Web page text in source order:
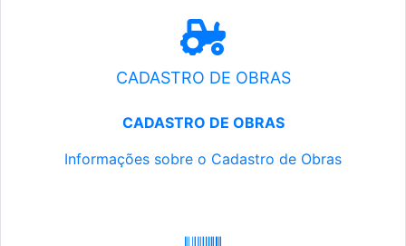
CADASTRO DE OBRAS
CADASTRO DE OBRAS
Informações sobre o Cadastro de Obras